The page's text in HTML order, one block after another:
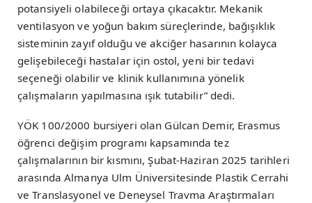
potansiyeli olabileceği ortaya çıkacaktır. Mekanik
ventilasyon ve yoğun bakım süreçlerinde, bağışıklık
sisteminin zayıf olduğu ve akciğer hasarının kolayca
gelişebileceği hastalar için ostol, yeni bir tedavi
seçeneği olabilir ve klinik kullanımına yönelik
çalışmaların yapılmasına ışık tutabilir” dedi.
YÖK 100/2000 bursiyeri olan Gülcan Demir, Erasmus
öğrenci değişim programı kapsamında tez
çalışmalarının bir kısmını, Şubat-Haziran 2025 tarihleri
arasında Almanya Ulm Üniversitesinde Plastik Cerrahi
ve Translasyonel ve Deneysel Travma Araştırmaları